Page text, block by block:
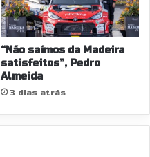
“Não saímos da Madeira
satisfeitos”, Pedro
Almeida
3 dias atrás